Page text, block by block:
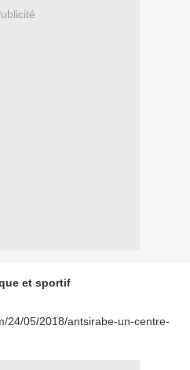
et sportif
24/05/2018/antsirabe-un-centre-